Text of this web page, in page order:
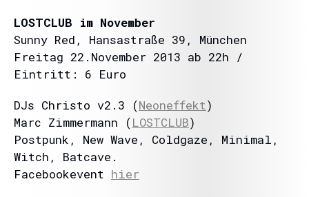
LOSTCLUB im November
Sunny Red, Hansastraße 39, München
Freitag 22.November 2013 ab 22h /
Eintritt: 6 Euro
DJs Christo v2.3 (Neoneffekt)
Marc Zimmermann (LOSTCLUB)
Postpunk, New Wave, Coldgaze, Minimal,
Witch, Batcave.
Facebookevent hier